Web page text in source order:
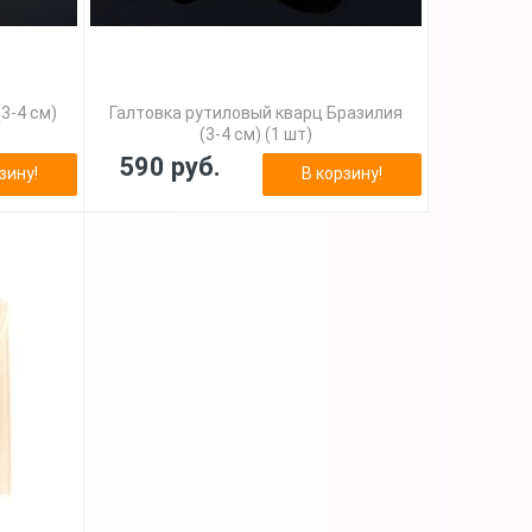
4 см)
Галтовка рутиловый кварц Бразилия
(3-4 см) (1 шт)
590 руб. В корзину!